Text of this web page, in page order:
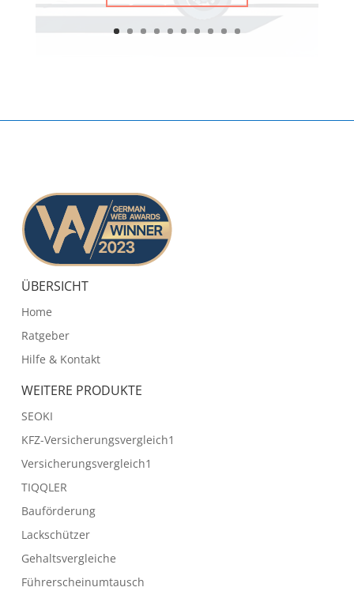
ÜBERSICHT
Home
Ratgeber
Hilfe & Kontakt
WEITERE PRODUKTE
SEOKI
KFZ-Versicherungsvergleich1
Versicherungsvergleich1
TIQQLER
Bauförderung
Lackschützer
Gehaltsvergleiche
Führerscheinumtausch